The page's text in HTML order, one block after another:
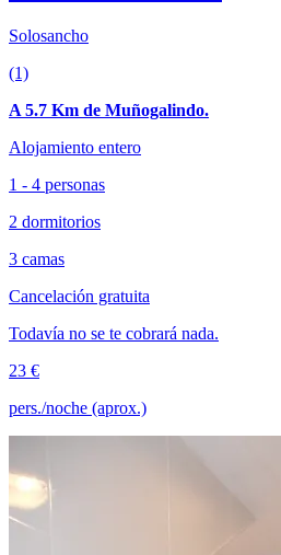
Solosancho
(1)
A 5.7 Km de Muñogalindo.
Alojamiento entero
1 - 4 personas
2 dormitorios
3 camas
Cancelación gratuita
Todavía no se te cobrará nada.
23 €
pers./noche (aprox.)